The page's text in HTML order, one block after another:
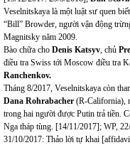
Veselnitskaya là một luật sư quen
“Bill” Browder, người vận động
Magnitsky năm 2009.
Bào chữa cho Denis Katsyv , chủ
điều tra Swiss tới Moscow điều tra
Ranchenkov.
Tháng 8/2017, Veselnitskaya còn
Dana Rohrabacher (R-California),
trong hai người được Putin trả tiền.
Nga tháp tùng. [14/11/2017]; WP,
31/10/2017: Thảo lời tự khai